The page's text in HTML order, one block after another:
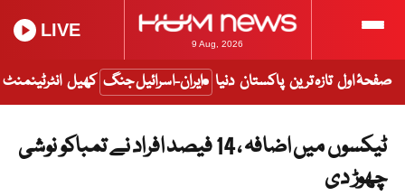
9 Aug, 2026
LIVE
صفحۂ اول تازہ ترین پاکستان دنیا ایران-اسرائیل جنگ کھیل انٹرٹینمنٹ
ٹیکسوں میں اضافہ ، 14 فیصد افراد نے تمباکو نوشی
چھوڑ دی